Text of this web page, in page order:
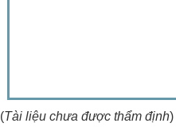
(Tài liệu chưa được thẩm định)